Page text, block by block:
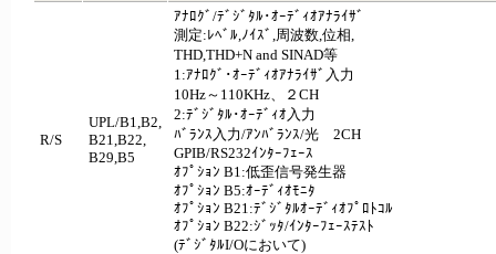
R/S
UPL/B1,B2,
B21,B22,
B29,B5
ｱﾅﾛｸﾞ/ﾃﾞｼﾞﾀﾙ･ｵｰﾃﾞｨｵｱﾅﾗｲｻﾞ
測定:ﾚﾍﾞﾙ,ﾉｲｽﾞ,周波数,位相,
THD,THD+N and SINAD等
1:ｱﾅﾛｸﾞ･ｵｰﾃﾞｨｵｱﾅﾗｲｻﾞ入力
10Hz～110KHz、２CH
2:ﾃﾞｼﾞﾀﾙ･ｵｰﾃﾞｨｵ入力
ﾊﾞﾗﾝｽ入力/ｱﾝﾊﾞﾗﾝｽ/光 2CH
GPIB/RS232ｲﾝﾀｰﾌｪｰｽ
ｵﾌﾟｼｮﾝ B1:低歪信号発生器
ｵﾌﾟｼｮﾝ B5:ｵｰﾃﾞｨｵﾓﾆﾀ
ｵﾌﾟｼｮﾝ B21:ﾃﾞｼﾞﾀﾙｵｰﾃﾞｨｵﾌﾟﾛﾄｺﾙ
ｵﾌﾟｼｮﾝ B22:ｼﾞｯﾀ/ｲﾝﾀｰﾌｪｰｽﾃｽﾄ
(ﾃﾞｼﾞﾀﾙI/Oにおいて)